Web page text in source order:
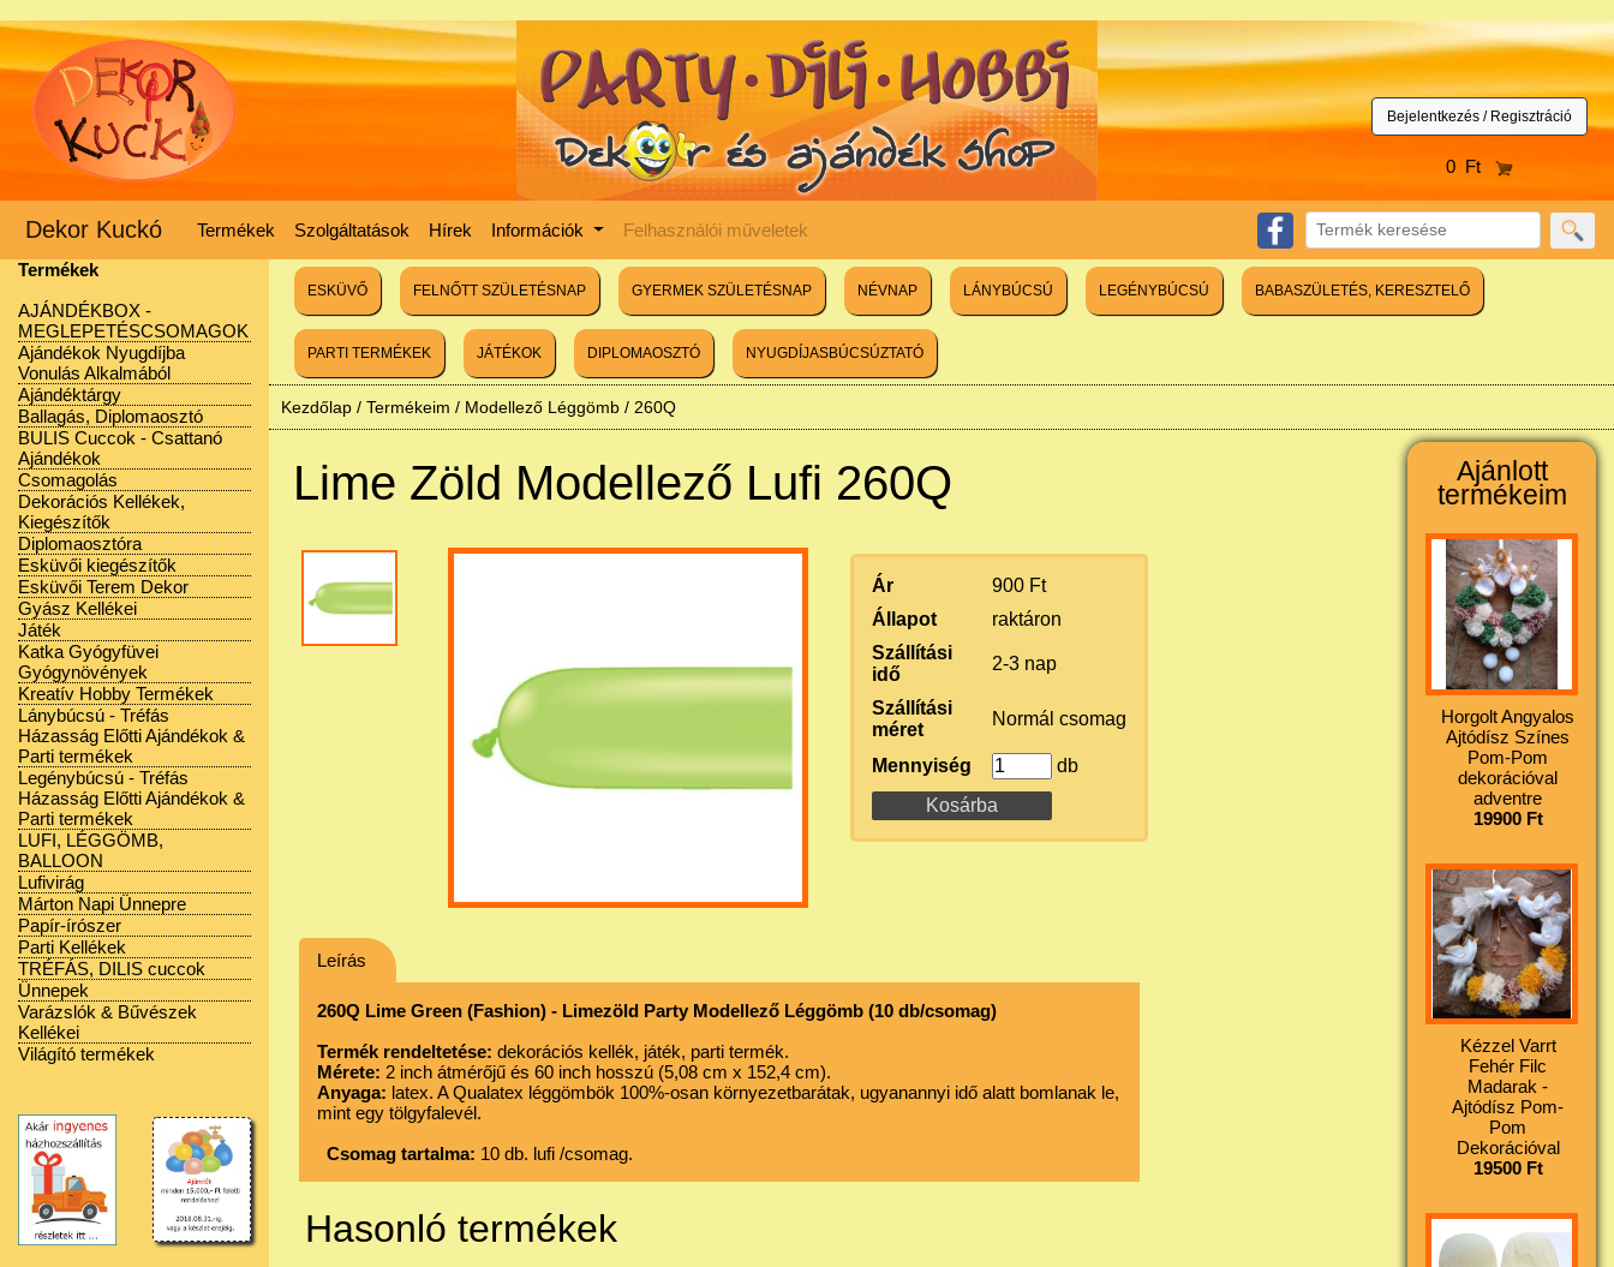
Bejelentkezés / Regisztráció
0 Ft
Dekor Kuckó Termékek Szolgáltatások Hírek Információk
Felhasználói műveletek
Termékek
AJÁNDÉKBOX -
MEGLEPETÉSCSOMAGOK
Ajándékok Nyugdíjba
Vonulás Alkalmából
Ajándéktárgy
Ballagás, Diplomaosztó
BULIS Cuccok - Csattanó
Ajándékok
Csomagolás
Dekorációs Kellékek,
Kiegészítők
Diplomaosztóra
Esküvői kiegészítők
Esküvői Terem Dekor
Gyász Kellékei
Játék
Katka Gyógyfüvei
Gyógynövények
Kreatív Hobby Termékek
Lánybúcsú - Tréfás
Házasság Előtti Ajándékok &
Parti termékek
Legénybúcsú - Tréfás
Házasság Előtti Ajándékok &
Parti termékek
LUFI, LÉGGÖMB,
BALLOON
Lufivirág
Márton Napi Ünnepre
Papír-írószer
Parti Kellékek
TRÉFÁS, DILIS cuccok
Ünnepek
Varázslók & Bűvészek
Kellékei
Világító termékek
ESKÜVŐ FELNŐTT SZÜLETÉSNAP GYERMEK SZÜLETÉSNAP NÉVNAP LÁNYBÚCSÚ LEGÉNYBÚCSÚ BABASZÜLETÉS, KERESZTELŐ
PARTI TERMÉKEK JÁTÉKOK DIPLOMAOSZTÓ NYUGDÍJASBÚCSÚZTATÓ
Kezdőlap / Termékeim / Modellező Léggömb / 260Q
Lime Zöld Modellező Lufi 260Q
Ár
900 Ft
Állapot
raktáron
Szállítási
idő
2-3 nap
Szállítási
méret
Normál csomag
Mennyiség db
Leírás
260Q Lime Green (Fashion) - Limezöld Party Modellező Léggömb (10 db/csomag)
Termék rendeltetése: dekorációs kellék, játék, parti termék.
Mérete: 2 inch átmérőjű és 60 inch hosszú (5,08 cm x 152,4 cm).
Anyaga: latex. A Qualatex léggömbök 100%-osan környezetbarátak, ugyanannyi idő alatt bomlanak le,
mint egy tölgyfalevél.
Csomag tartalma: 10 db. lufi /csomag.
Hasonló termékek
Ajánlott
termékeim
Horgolt Angyalos
Ajtódísz Színes
Pom-Pom
dekorációval
adventre
19900 Ft
Kézzel Varrt
Fehér Filc
Madarak -
Ajtódísz Pom-
Pom
Dekorációval
19500 Ft